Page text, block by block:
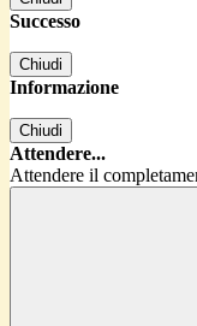
Successo
Chiudi
Informazione
Chiudi
Attendere...
Attendere il